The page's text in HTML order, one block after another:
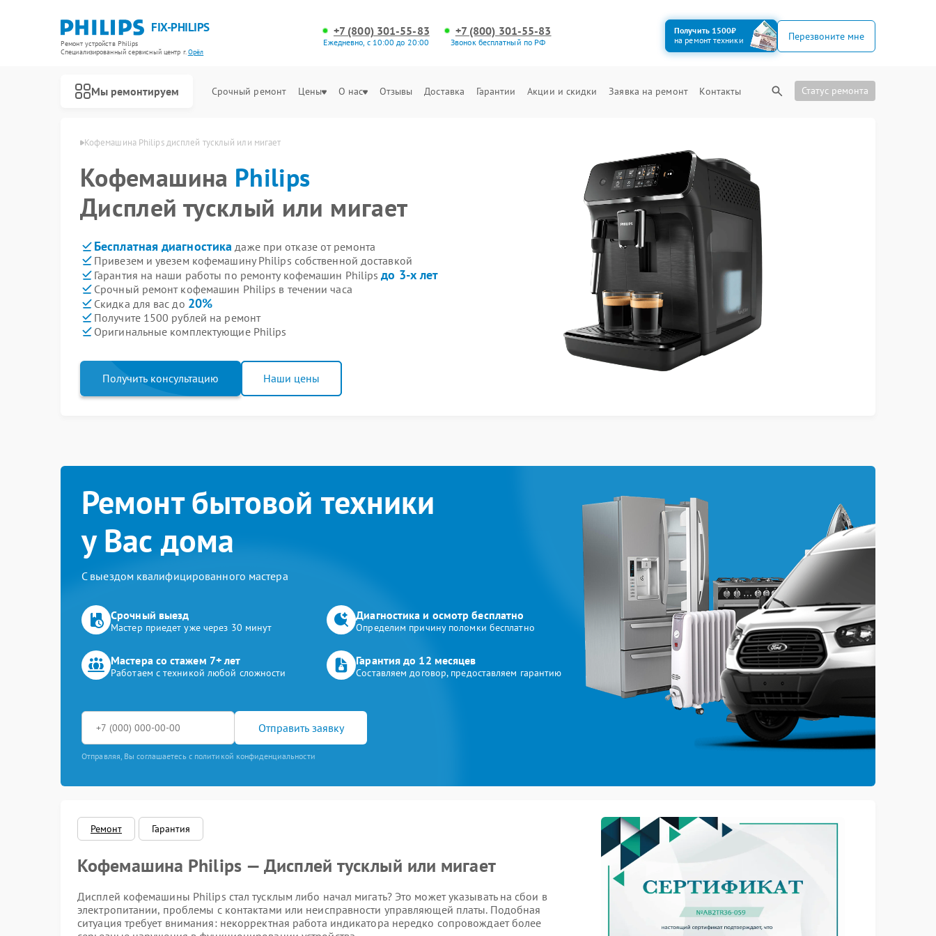
FIX-PHILIPS
Ремонт устройств Philips
Специализированный cервисный центр г.Орёл
+7 (800) 301-55-83
Ежедневно, с 10:00 до 20:00
+7 (800) 301-55-83
Звонок бесплатный по РФ
Получить 1500₽
на ремонт техники
Перезвоните мне
Мы ремонтируем Срочный ремонт Цены О нас Отзывы Доставка Гарантии Акции и скидки Заявка на ремонт Контакты Статус ремонта
Кофемашина Philips дисплей тусклый или мигает
Кофемашина Philips
Дисплей тусклый или мигает
Бесплатная диагностика даже при отказе от ремонта
Привезем и увезем кофемашину Philips собственной доставкой
Гарантия на наши работы по ремонту кофемашин Philipsдо 3-х лет
Срочный ремонт кофемашин Philips в течении часа
Скидка для вас до 20%
Получите 1500 рублей на ремонт
Оригинальные комплектующие Philips
Получить консультацию Наши цены
Ремонт бытовой техники
у Вас дома
С выездом квалифицированного мастера
Срочный выезд
Мастер приедет уже через 30 минут
Диагностика и осмотр бесплатно
Определим причину поломки бесплатно
Мастера со стажем 7+ лет
Работаем с техникой любой сложности
Гарантия до 12 месяцев
Составляем договор, предоставляем гарантию
Отправить заявку
Отправляя, Вы соглашаетесь с политикой конфиденциальности
Ремонт Гарантия
Кофемашина Philips — Дисплей тусклый или мигает
Дисплей кофемашины Philips стал тусклым либо начал мигать? Это может указывать на сбои в
электропитании, проблемы с контактами или неисправности управляющей платы. Подобная
ситуация требует внимания: некорректная работа индикатора нередко сопровождает более